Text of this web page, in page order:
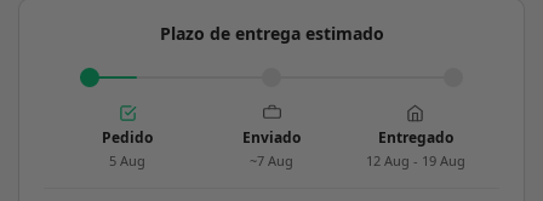
Plazo de entrega estimado
Pedido
5 Aug
Enviado
~7 Aug
Entregado
12 Aug - 19 Aug